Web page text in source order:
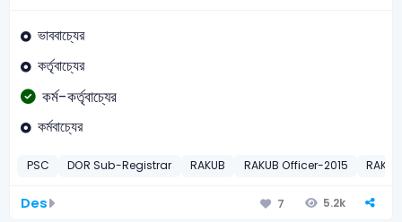
ভাববাচ্যের
কর্তৃবাচ্যের
কর্ম-কর্তৃবাচ্যের
কর্মবাচ্যের
PSC DOR Sub-Registrar RAKUB RAKUB Officer-2015
Des 7 5.2k